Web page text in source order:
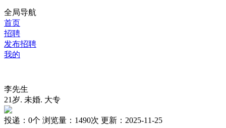
全局导航
首页
招聘
发布招聘
我的
李先生
21岁. 未婚. 大专
投递： 0个 浏览量： 1490次 更新： 2025-11-25